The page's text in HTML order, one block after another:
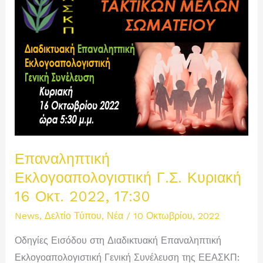
Επαναληπτική
Εκλογοαπολογιστική Γ.Σ. Κυριακή
16 Οκτ. 2022, 17:30
News, Δελτίο Τύπου, Νέα/ 10 Οκτωβρίου, 2022
Οδηγίες Εισόδου στη Διαδικτυακή Επαναληπτική
Εκλογοαπολογιστική Γενική Συνέλευση της ΕΕΑΣΚΠ: